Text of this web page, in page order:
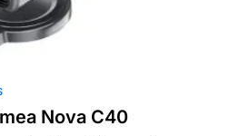
Nova C40